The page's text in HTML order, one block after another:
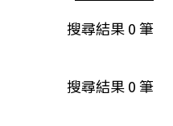
搜尋結果0筆
搜尋結果0筆